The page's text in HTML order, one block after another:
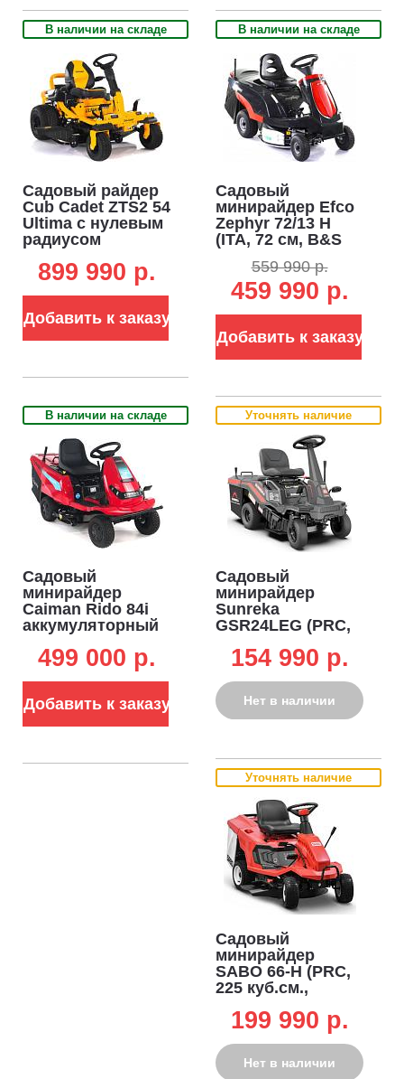
В наличии на складе
Садовый райдер
Cub Cadet ZTS2 54
Ultima с нулевым
радиусом
Kohler KT735, V-
Twin, 725 куб.см.,
ширина 137 см.,
265 кг.)
899 990 p.
Добавить к заказу
В наличии на складе
Садовый
минирайдер Efco
Zephyr 72/13 H
(ITA, 72 см, B&S
гидростатика, 4 в
1, травосборник
180 л, 192 кг)
559 990 р.
459 990 р.
Добавить к заказу
В наличии на складе
Садовый
минирайдер
Caiman Rido 84i
аккумуляторный
Ion 72В /18 Ач,
травосборник 150
499 000 p.
Добавить к заказу
Уточнять наличие
Садовый
минирайдер
Sunreka
GSR24LEG (PRC,
вариатор,
травосборник 160
л, ширина
кошения 61 см, 3
в 1, 127 кг)
154 990 p.
Нет в наличии
Уточнять наличие
Садовый
минирайдер
SABO 66-H (PRC,
225 куб.см.,
травосборник 150
кошения 66 см, 3
в 1, 128 кг)
199 990 p.
Нет в наличии